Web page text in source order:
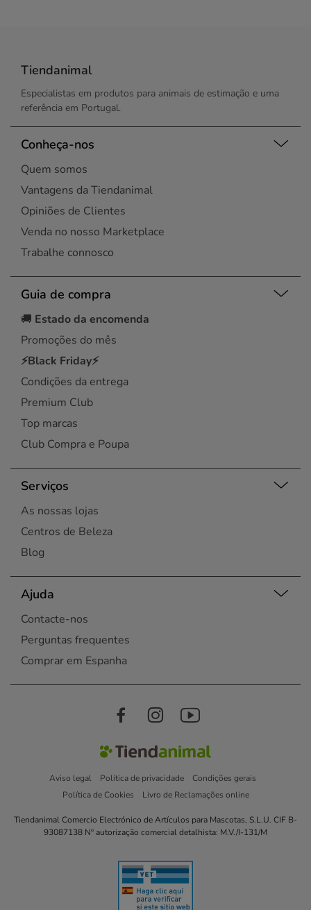
Tiendanimal
Especialistas em produtos para animais de estimação e uma
referência em Portugal.
Conheça-nos
Quem somos
Vantagens da Tiendanimal
Opiniões de Clientes
Venda no nosso Marketplace
Trabalhe connosco
Guia de compra
🚚 Estado da encomenda
Promoções do mês
⚡Black Friday⚡
Condições da entrega
Premium Club
Top marcas
Club Compra e Poupa
Serviços
As nossas lojas
Centros de Beleza
Blog
Ajuda
Contacte-nos
Perguntas frequentes
Comprar em Espanha
Aviso legal Política de privacidade
Condições gerais
Política de Cookies
Livro de Reclamações online
Tiendanimal Comercio Electrónico de Artículos para Mascotas, S.L.U. CIF B-
93087138 Nº autorização comercial detalhista: M.V./I-131/M